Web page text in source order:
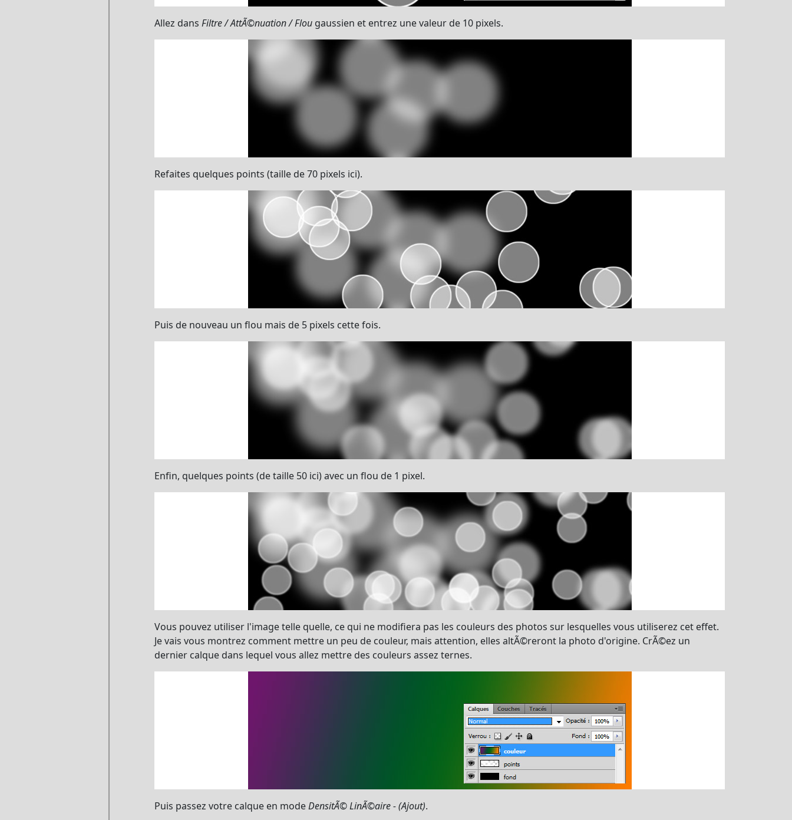
Allez dans Filtre / AttÃ©nuation / Flou gaussien et entrez une valeur de 10 pixels.
Refaites quelques points (taille de 70 pixels ici).
Puis de nouveau un flou mais de 5 pixels cette fois.
Enfin, quelques points (de taille 50 ici) avec un flou de 1 pixel.
Vous pouvez utiliser l'image telle quelle, ce qui ne modifiera pas les couleurs des photos sur lesquelles vous utiliserez cet effet.
Je vais vous montrez comment mettre un peu de couleur, mais attention, elles altÃ©reront la photo d'origine. CrÃ©ez un
dernier calque dans lequel vous allez mettre des couleurs assez ternes.
Puis passez votre calque en modeDensitÃ© LinÃ©aire - (Ajout).